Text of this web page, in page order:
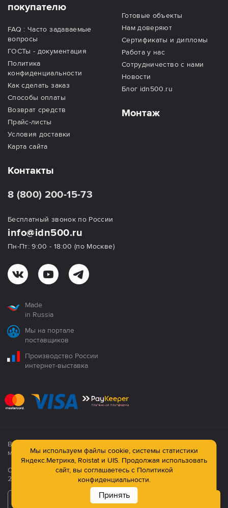
покупателю
FAQ : Часто задаваемые
вопросы
ГОСТы - документация
Политика
конфиденциальности
Как сделать заказ
Способы оплаты
Возврат средств
Прайс-листы
Условия доставки
Карта сайта
Готовые объекты
Нам доверяют
Сертификаты и дипломы
Работа у нас
Сотрудничество с нами
Новости
Блог idn500.ru
Монтаж
Контакты
8 (800) 200-15-73
Бесплатный звонок по России
info@idn500.ru
Пн-Пт: 9:00 - 18:00 (по Москве)
Made
in Russia
Мы на портале
поставщиков
Производство России
интернет-выставка
Все продукция сертифицирована. Использование
материалов сайта строго запрещено!
Официальный сайт компании: © ООО ПК «Технология»,
2003—2026
Мы используем файлы cookie, системы статистики
Яндекс.Метрика, Roistat и UIS. Продолжая использовать
сайт, вы соглашаетесь с Политикой
конфиденциальности.
Принять